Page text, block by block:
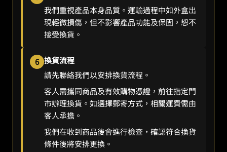
我們重視產品本身品質。運輸過程中如外盒出
現輕微損傷，但不影響產品功能及保固，恕不
接受換貨。
6 換貨流程
請先聯絡我們以安排換貨流程。
客人需攜同商品及有效購物憑證，前往指定門
市辦理換貨。如選擇郵寄方式，相關運費需由
客人承擔。
我們在收到商品後會進行檢查，確認符合換貨
條件後將安排更換。